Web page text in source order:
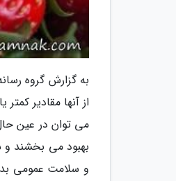
به گزارش گروه
از آنها مقادیر
می توان در عین
بهبود می بخشند و
و سلامت عمومی